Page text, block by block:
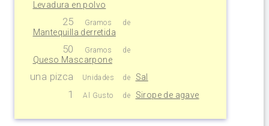
Levadura en polvo
25 Gramos de
Mantequilla derretida
50 Gramos de
Queso Mascarpone
una pizca Unidades de Sal
1 Al Gusto de Sirope de agave